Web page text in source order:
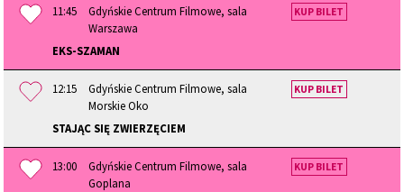
11:45
Gdyńskie Centrum Filmowe, sala
Warszawa
EKS-SZAMAN
KUP BILET
12:15
Gdyńskie Centrum Filmowe, sala
Morskie Oko
STAJĄC SIĘ ZWIERZĘCIEM
KUP BILET
13:00
Gdyńskie Centrum Filmowe, sala
Goplana
KUP BILET